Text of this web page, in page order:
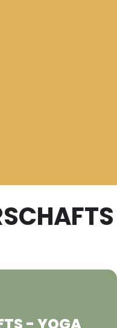
- YOGA